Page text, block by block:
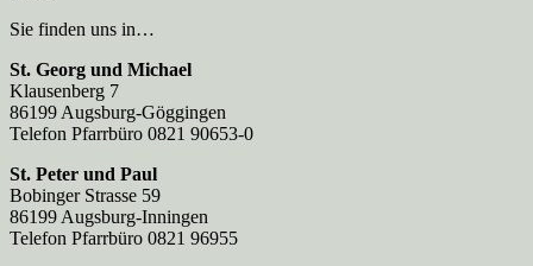
Sie finden uns in…
St. Georg und Michael
Klausenberg 7
86199 Augsburg-Göggingen
Telefon Pfarrbüro 0821 90653-0
St. Peter und Paul
Bobinger Strasse 59
86199 Augsburg-Inningen
Telefon Pfarrbüro 0821 96955